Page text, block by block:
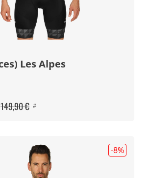
Set (2 pièces) Les Alpes
149,90 € #
-8%